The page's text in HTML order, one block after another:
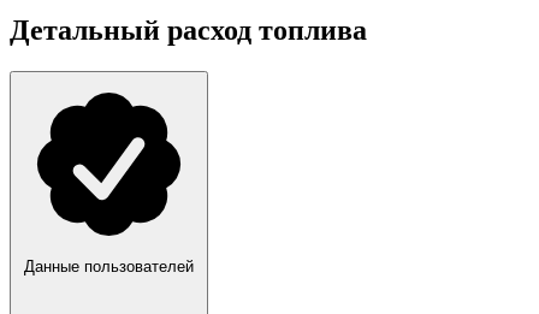
Детальный расход топлива
Данные пользователей